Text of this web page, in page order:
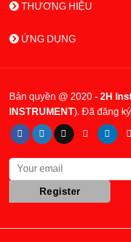
THƯƠNG HIỆU
ỨNG DỤNG
Bản quyền @ 2020 - 2H
INSTRUMENT). Đã đăng